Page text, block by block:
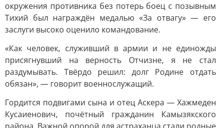
окружения противника без потерь боец с позывным
Тихий был награждён медалью «За отвагу» — его
заслуги высоко оценило командование.
«Как человек, служивший в армии и не единожды
присягнувший на верность Отчизне, я не стал
раздумывать. Твёрдо решил: долг Родине отдать
обязан», — говорит военнослужащий.
Гордится подвигами сына и отец Аскера — Хажмеден
Кусаиенович, почётный гражданин Камызякского